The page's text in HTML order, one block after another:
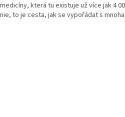
která tu existuje už více jak 4
to je cesta, jak se vypořádat s